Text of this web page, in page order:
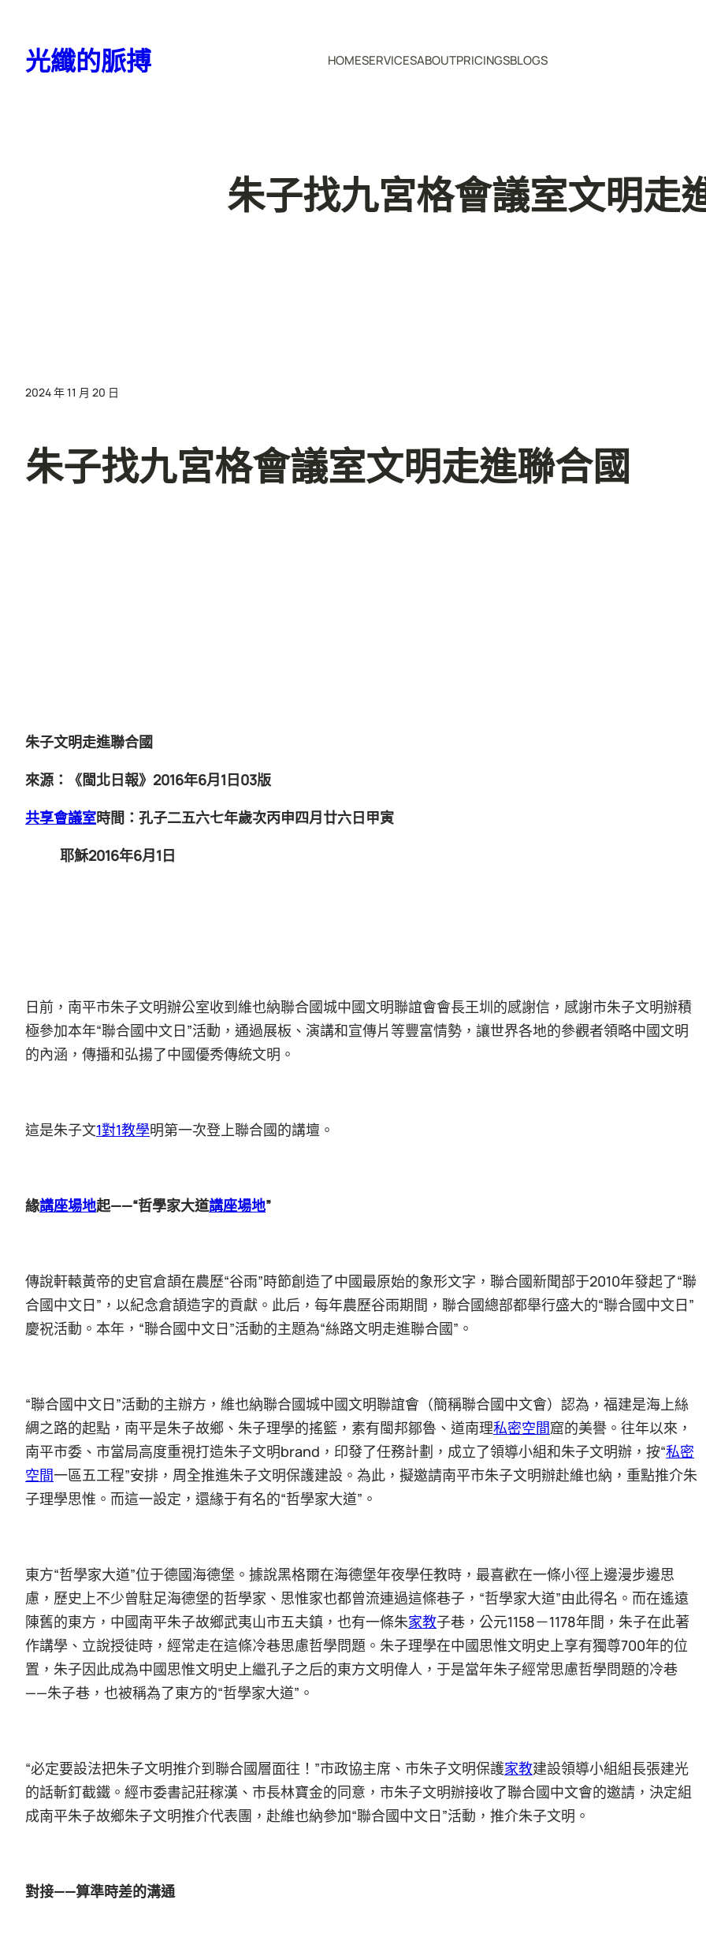
光纖的脈搏 HOMESERVICESABOUTPRICINGSBLOGS
朱子找九宮格會議室文明走
2024 年 11 月 20 日
朱子找九宮格會議室文明走進聯合國
朱子文明走進聯合國
來源：《閩北日報》2016年6月1日03版
共享會議室時間：孔子二五六七年歲次丙申四月廿六日甲寅
耶穌2016年6月1日
日前，南平市朱子文明辦公室收到維也納聯合國城中國文明聯誼會會長王圳的感謝信，感謝市朱子文明辦積
極參加本年“聯合國中文日”活動，通過展板、演講和宣傳片等豐富情勢，讓世界各地的參觀者領略中國文明
的內涵，傳播和弘揚了中國優秀傳統文明。
這是朱子文1對1教學明第一次登上聯合國的講壇。
緣講座場地起——“哲學家大道講座場地”
傳說軒轅黃帝的史官倉頡在農歷“谷雨”時節創造了中國最原始的象形文字，聯合國新聞部于2010年發起了“聯
合國中文日”，以紀念倉頡造字的貢獻。此后，每年農歷谷雨期間，聯合國總部都舉行盛大的“聯合國中文日”
慶祝活動。本年，“聯合國中文日”活動的主題為“絲路文明走進聯合國”。
“聯合國中文日”活動的主辦方，維也納聯合國城中國文明聯誼會（簡稱聯合國中文會）認為，福建是海上絲
綢之路的起點，南平是朱子故鄉、朱子理學的搖籃，素有閩邦鄒魯、道南理私密空間窟的美譽。往年以來，
南平市委、市當局高度重視打造朱子文明brand，印發了任務計劃，成立了領導小組和朱子文明辦，按“私密
空間一區五工程”安排，周全推進朱子文明保護建設。為此，擬邀請南平市朱子文明辦赴維也納，重點推介朱
子理學思惟。而這一設定，還緣于有名的“哲學家大道”。
東方“哲學家大道”位于德國海德堡。據說黑格爾在海德堡年夜學任教時，最喜歡在一條小徑上邊漫步邊思
慮，歷史上不少曾駐足海德堡的哲學家、思惟家也都曾流連過這條巷子，“哲學家大道”由此得名。而在遙遠
陳舊的東方，中國南平朱子故鄉武夷山市五夫鎮，也有一條朱家教子巷，公元1158－1178年間，朱子在此著
作講學、立說授徒時，經常走在這條冷巷思慮哲學問題。朱子理學在中國思惟文明史上享有獨尊700年的位
置，朱子因此成為中國思惟文明史上繼孔子之后的東方文明偉人，于是當年朱子經常思慮哲學問題的冷巷
——朱子巷，也被稱為了東方的“哲學家大道”。
“必定要設法把朱子文明推介到聯合國層面往！”市政協主席、市朱子文明保護家教建設領導小組組長張建光
的話斬釘截鐵。經市委書記莊稼漢、市長林寶金的同意，市朱子文明辦接收了聯合國中文會的邀請，決定組
成南平朱子故鄉朱子文明推介代表團，赴維也納參加“聯合國中文日”活動，推介朱子文明。
對接——算準時差的溝通